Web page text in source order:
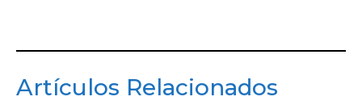
Artículos Relacionados